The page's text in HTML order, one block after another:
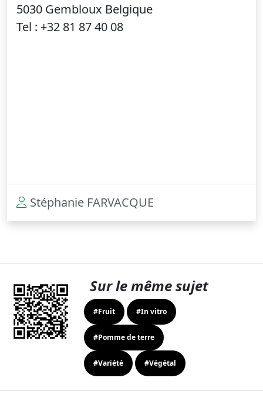
5030 Gembloux Belgique
Tel : +32 81 87 40 08
Stéphanie FARVACQUE
Sur le même sujet
#Fruit #In vitro
#Pomme de terre
#Variété #Végétal